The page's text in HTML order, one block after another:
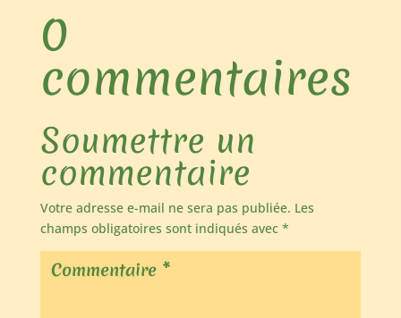
0
commentaires
Soumettre un
commentaire
Votre adresse e-mail ne sera pas publiée. Les
champs obligatoires sont indiqués avec *